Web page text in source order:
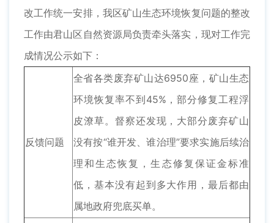
改工作统一安排，我区矿山生态环境恢复问题的整改
工作由君山区自然资源局负责牵头落实，现对工作完
成情况公示如下：
反馈问题
全省各类废弃矿山达6950座，矿山生态
环境恢复率不到45%，部分修复工程浮
皮潦草。督察还发现，大部分废弃矿山
没有按“谁开发、谁治理”要求实施后续治
理和生态恢复，生态修复保证金标准
低，基本没有起到多大作用，最后都由
属地政府兜底买单。